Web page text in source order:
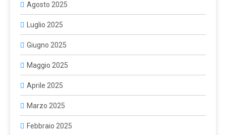
Agosto 2025
Luglio 2025
Giugno 2025
Maggio 2025
Aprile 2025
Marzo 2025
Febbraio 2025